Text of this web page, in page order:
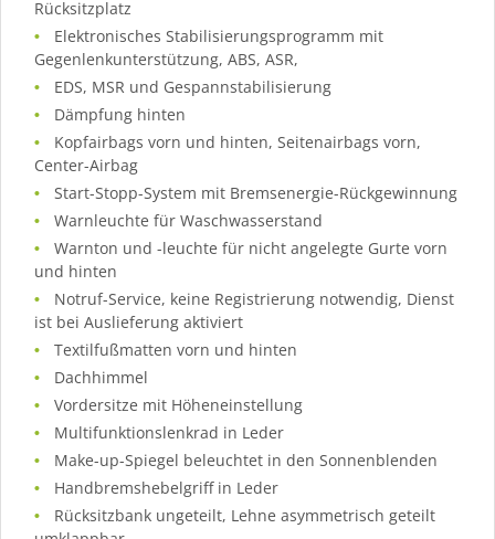
Rücksitzplatz
Elektronisches Stabilisierungsprogramm mit
Gegenlenkunterstützung, ABS, ASR,
EDS, MSR und Gespannstabilisierung
Dämpfung hinten
Kopfairbags vorn und hinten, Seitenairbags vorn,
Center-Airbag
Start-Stopp-System mit Bremsenergie-Rückgewinnung
Warnleuchte für Waschwasserstand
Warnton und -leuchte für nicht angelegte Gurte vorn
und hinten
Notruf-Service, keine Registrierung notwendig, Dienst
ist bei Auslieferung aktiviert
Textilfußmatten vorn und hinten
Dachhimmel
Vordersitze mit Höheneinstellung
Multifunktionslenkrad in Leder
Make-up-Spiegel beleuchtet in den Sonnenblenden
Handbremshebelgriff in Leder
Rücksitzbank ungeteilt, Lehne asymmetrisch geteilt